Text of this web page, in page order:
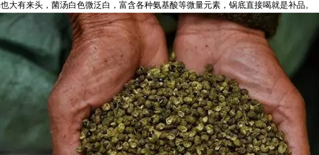
有来头，菌汤白色微泛白，富含各种氨基酸等微量元素，锅底直接喝就是补品。